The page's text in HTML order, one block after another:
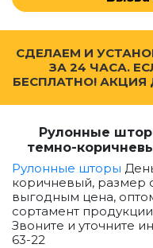
СДЕЛАЕМ И
ЗА 24 ЧАСА.
БЕСПЛАТНО! АКЦИЯ
Рулонные
темно-
Рулонные шторы
коричневый, размер
выгодным цена,
сортамент
Звоните и уточните
63-22